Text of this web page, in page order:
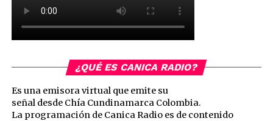
¿QUÉ ES CANICA RADIO?
Es una emisora virtual que emite su
señal desde Chía Cundinamarca Colombia.
La programación de Canica Radio es de contenido